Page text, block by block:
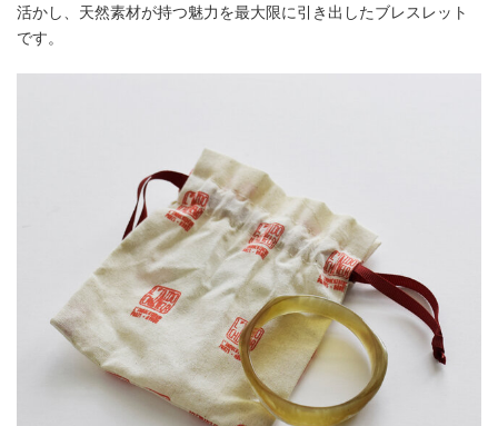
活かし、天然素材が持つ魅力を最大限に引き出したブレスレット
です。